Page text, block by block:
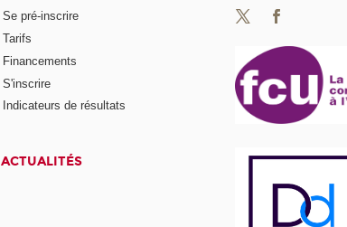
Se pré-inscrire
Tarifs
Financements
S'inscrire
Indicateurs de résultats
ACTUALITÉS